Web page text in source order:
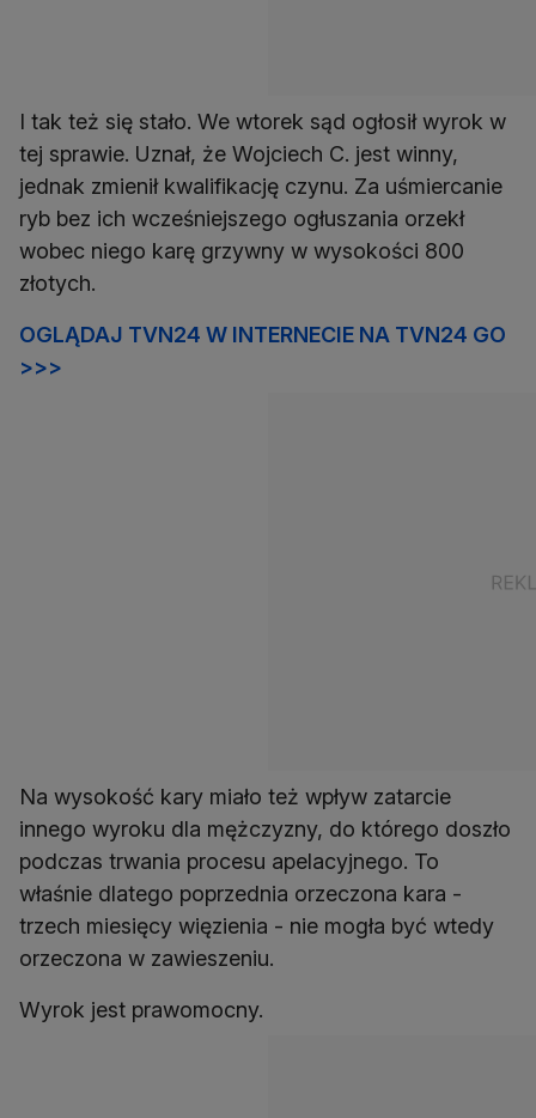
I tak też się stało. We wtorek sąd ogłosił wyrok w
tej sprawie. Uznał, że Wojciech C. jest winny,
jednak zmienił kwalifikację czynu. Za uśmiercanie
ryb bez ich wcześniejszego ogłuszania orzekł
wobec niego karę grzywny w wysokości 800
złotych.
OGLĄDAJ TVN24 W INTERNECIE NA TVN24 GO
>>>
Na wysokość kary miało też wpływ zatarcie
innego wyroku dla mężczyzny, do którego doszło
podczas trwania procesu apelacyjnego. To
właśnie dlatego poprzednia orzeczona kara -
trzech miesięcy więzienia - nie mogła być wtedy
orzeczona w zawieszeniu.
Wyrok jest prawomocny.